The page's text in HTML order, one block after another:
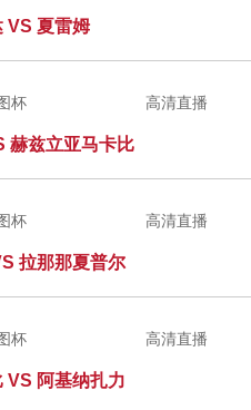
VS 夏雷姆
杯
赫兹立亚马卡比
高清直播
杯
拉那那夏普尔
高清直播
杯
VS 阿基纳扎力
高清直播